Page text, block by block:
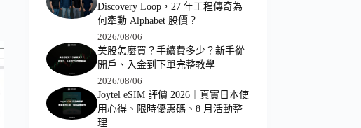
Discovery Loop，27 年工程傳奇為
何牽動 Alphabet 股價？
2026/08/06
美股怎麼買？手續費多少？新手從
開戶、入金到下單完整教學
2026/08/06
Joytel eSIM 評價 2026｜真實日本使
用心得、限時優惠碼、8 月活動整
理